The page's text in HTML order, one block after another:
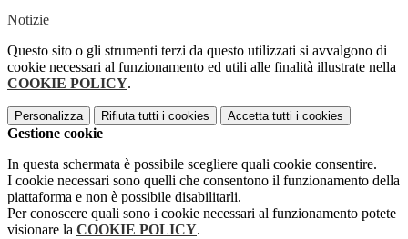
Notizie
Questo sito o gli strumenti terzi da questo utilizzati si avvalgono di
cookie necessari al funzionamento ed utili alle finalità illustrate nella
COOKIE POLICY.
Personalizza Rifiuta tutti i cookies Accetta tutti i cookies
Gestione cookie
In questa schermata è possibile scegliere quali cookie consentire.
I cookie necessari sono quelli che consentono il funzionamento della
piattaforma e non è possibile disabilitarli.
Per conoscere quali sono i cookie necessari al funzionamento potete
visionare la COOKIE POLICY.